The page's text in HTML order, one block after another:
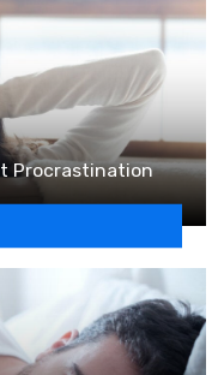
Procrastination